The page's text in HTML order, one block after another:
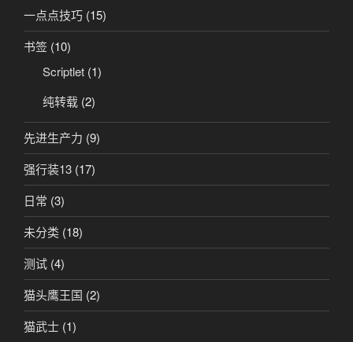
一点点技巧 (15)
书签 (10)
Scriptlet (1)
纯转载 (2)
先进生产力 (9)
强行装13 (17)
日常 (3)
未分类 (18)
测试 (4)
猫头鹰王国 (2)
猫武士 (1)